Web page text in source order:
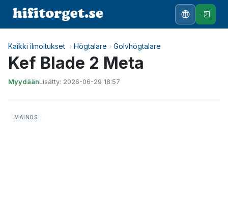
Kaikki ilmoitukset › Högtalare › Golvhögtalare
Kef Blade 2 Meta
MyydäänLisätty: 2026-06-29 18:57